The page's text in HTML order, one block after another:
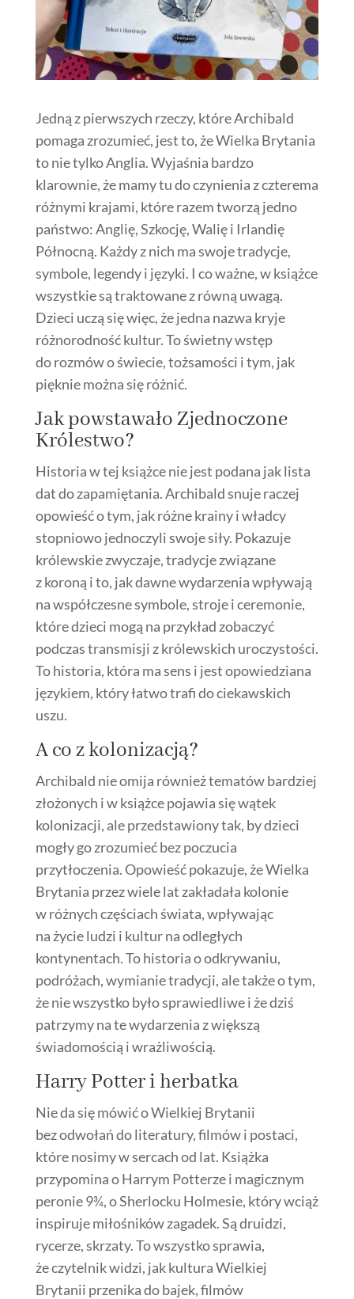
Jedną z pierwszych rzeczy, które Archibald
pomaga zrozumieć, jest to, że Wielka Brytania
to nie tylko Anglia. Wyjaśnia bardzo
klarownie, że mamy tu do czynienia z czterema
różnymi krajami, które razem tworzą jedno
państwo: Anglię, Szkocję, Walię i Irlandię
Północną. Każdy z nich ma swoje tradycje,
symbole, legendy i języki. I co ważne, w książce
wszystkie są traktowane z równą uwagą.
Dzieci uczą się więc, że jedna nazwa kryje
różnorodność kultur. To świetny wstęp
do rozmów o świecie, tożsamości i tym, jak
pięknie można się różnić.
Jak powstawało Zjednoczone
Królestwo?
Historia w tej książce nie jest podana jak lista
dat do zapamiętania. Archibald snuje raczej
opowieść o tym, jak różne krainy i władcy
stopniowo jednoczyli swoje siły. Pokazuje
królewskie zwyczaje, tradycje związane
z koroną i to, jak dawne wydarzenia wpływają
na współczesne symbole, stroje i ceremonie,
które dzieci mogą na przykład zobaczyć
podczas transmisji z królewskich uroczystości.
To historia, która ma sens i jest opowiedziana
językiem, który łatwo trafi do ciekawskich
uszu.
A co z kolonizacją?
Archibald nie omija również tematów bardziej
złożonych i w książce pojawia się wątek
kolonizacji, ale przedstawiony tak, by dzieci
mogły go zrozumieć bez poczucia
przytłoczenia. Opowieść pokazuje, że Wielka
Brytania przez wiele lat zakładała kolonie
w różnych częściach świata, wpływając
na życie ludzi i kultur na odległych
kontynentach. To historia o odkrywaniu,
podróżach, wymianie tradycji, ale także o tym,
że nie wszystko było sprawiedliwe i że dziś
patrzymy na te wydarzenia z większą
świadomością i wrażliwością.
Harry Potter i herbatka
Nie da się mówić o Wielkiej Brytanii
bez odwołań do literatury, filmów i postaci,
które nosimy w sercach od lat. Książka
przypomina o Harrym Potterze i magicznym
peronie 9¾, o Sherlocku Holmesie, który wciąż
inspiruje miłośników zagadek. Są druidzi,
rycerze, skrzaty. To wszystko sprawia,
że czytelnik widzi, jak kultura Wielkiej
Brytanii przenika do bajek, filmów